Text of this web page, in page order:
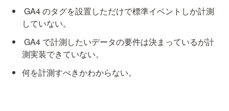
GA4 のタグを設置しただけで標準イベントしか計測
していない。
GA4 で計測したいデータの要件は決まっているが計
測実装できていない。
何を計測すべきかわからない。